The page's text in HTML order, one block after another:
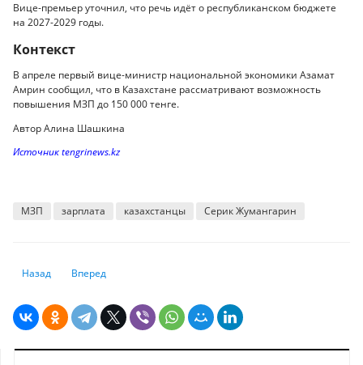
Вице-премьер уточнил, что речь идёт о республиканском бюджете
на 2027-2029 годы.
Контекст
В апреле первый вице-министр национальной экономики Азамат
Амрин сообщил, что в Казахстане рассматривают возможность
повышения МЗП до 150 000 тенге.
Автор Алина Шашкина
Источник tengrinews.kz
МЗП зарплата казахстанцы Серик Жумангарин
Предыдущий: С 1 июля в Казахстане снизят максимальную ставку по
Назад Следующий: Война и нефть: МВФ неожиданно повысил
Вперед